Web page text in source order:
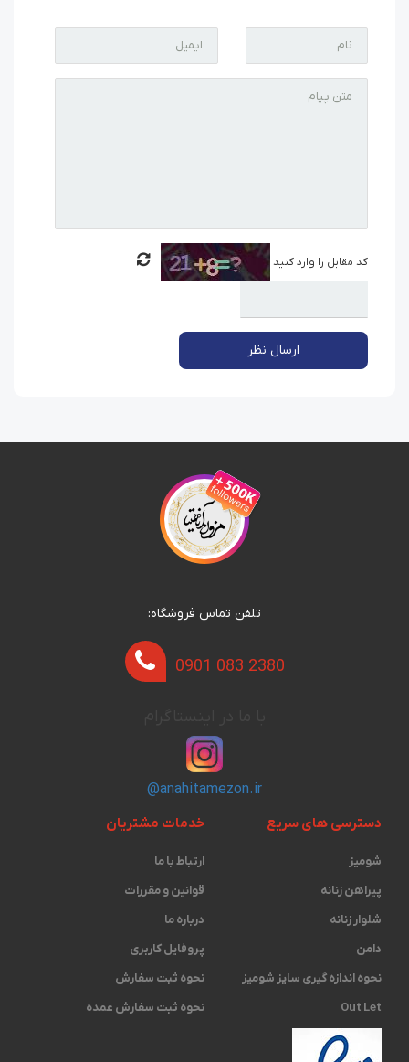
کد مقابل را وارد کنید
ارسال نظر
تلفن تماس فروشگاه:
0901 083 2380
@anahitamezon.ir
دسترسی های سریع
شومیز
پیراهن زنانه
شلوار زنانه
دامن
نحوه اندازه گیری ‫سایز شومیز
Out Let
خدمات مشتریان
ارتباط با ما
قوانین و مقررات
درباره ما
پروفایل کاربری
نحوه ثبت سفارش
نحوه ثبت سفارش عمده